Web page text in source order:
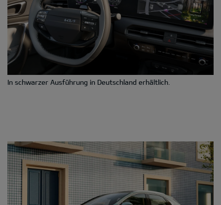
In schwarzer Ausführung in Deutschland erhältlich.